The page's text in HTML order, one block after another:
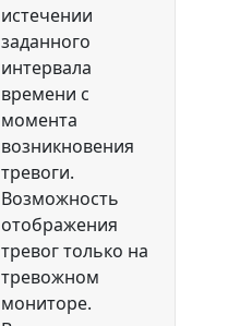
истечении
заданного
интервала
времени с
момента
возникновения
тревоги.
Возможность
отображения
тревог только на
тревожном
мониторе.